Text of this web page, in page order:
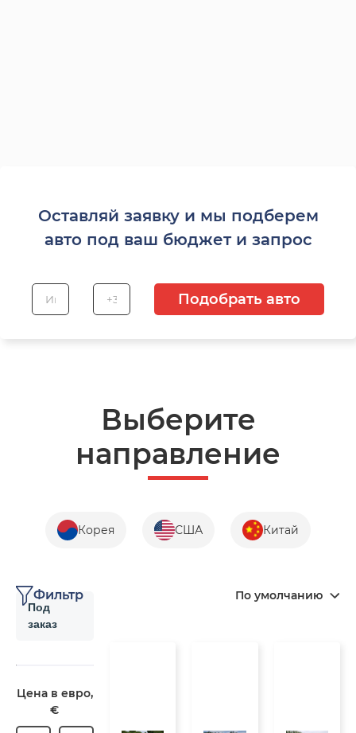
Оставляй заявку и мы подберем
авто под ваш бюджет и запрос
Подобрать авто
Выберите
направление
Корея США Китай
Фильтр По умолчанию
Под
заказ
Цена в евро,
€